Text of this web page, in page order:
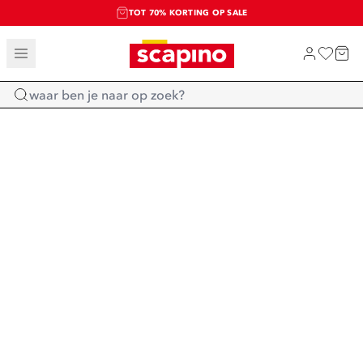
TOT 70% KORTING OP SALE
SALE: LAATSTE KANS!
SHOP NIEUW
Home